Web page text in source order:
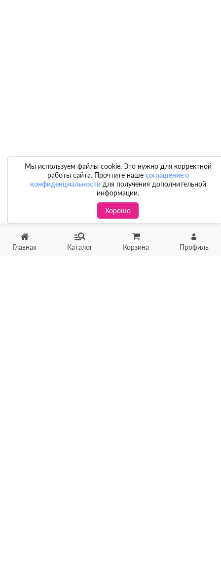
Главная Каталог Корзина Профиль
Мы используем файлы cookie. Это нужно для корректной
работы сайта. Прочтите наше соглашение о
конфиденциальностидля получения дополнительной
информации.
Хорошо